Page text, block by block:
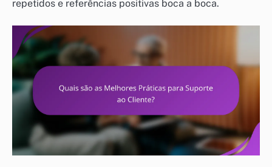
repetidos e referências positivas boca a boca.